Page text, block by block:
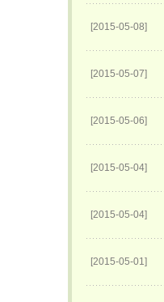
[2015-05-08]
[2015-05-07]
[2015-05-06]
[2015-05-04]
[2015-05-04]
[2015-05-01]